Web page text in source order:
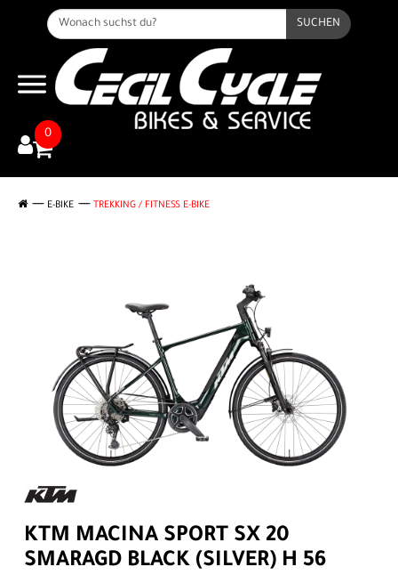
SUCHEN
0
E-BIKE TREKKING / FITNESS E-BIKE
KTM MACINA SPORT SX 20
SMARAGD BLACK (SILVER) H 56